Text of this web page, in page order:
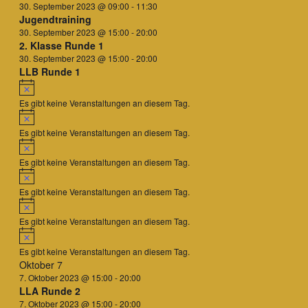
30. September 2023 @ 09:00 - 11:30
Jugendtraining
30. September 2023 @ 15:00 -20:00
2. Klasse Runde 1
30. September 2023 @ 15:00 -20:00
LLB Runde 1
Hinweis
Es gibt keine Veranstaltungen an diesem Tag.
Hinweis
Es gibt keine Veranstaltungen an diesem Tag.
Hinweis
Es gibt keine Veranstaltungen an diesem Tag.
Hinweis
Es gibt keine Veranstaltungen an diesem Tag.
Hinweis
Es gibt keine Veranstaltungen an diesem Tag.
Hinweis
Es gibt keine Veranstaltungen an diesem Tag.
Oktober 7
7. Oktober 2023 @ 15:00 -20:00
LLA Runde 2
7. Oktober 2023 @ 15:00 -20:00